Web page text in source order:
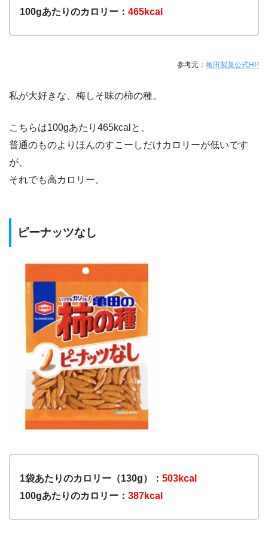
100gあたりのカロリー： 465kcal
参考元： 亀田製菓公式HP
私が大好きな、梅しそ味の柿の種。
こちらは100gあたり465kcalと、
普通のものよりほんのすこーしだけカロリーが低いです
が、
それでも高カロリー。
ピーナッツなし
1袋あたりのカロリー（130g）： 503kcal
100gあたりのカロリー： 387kcal